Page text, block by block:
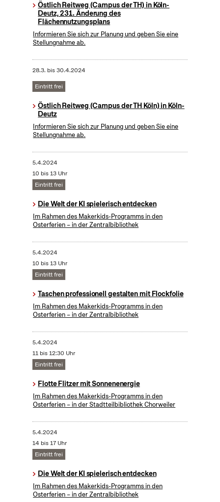
Östlich Reitweg (Campus der TH) in Köln-
Deutz, 231. Änderung des
Flächennutzungsplans
Informieren Sie sich zur Planung und geben Sie eine
Stellungnahme ab.
28.3. bis30.4.2024
Eintritt frei
Östlich Reitweg (Campus der TH Köln) in Köln-
Deutz
Informieren Sie sich zur Planung und geben Sie eine
Stellungnahme ab.
5.4.2024
10 bis 13 Uhr
Eintritt frei
Die Welt der KI spielerisch entdecken
Im Rahmen des Makerkids-Programms in den
Osterferien – in der Zentralbibliothek
5.4.2024
10 bis 13 Uhr
Eintritt frei
Taschen professionell gestalten mit Flockfolie
Im Rahmen des Makerkids-Programms in den
Osterferien – in der Zentralbibliothek
5.4.2024
11 bis 12:30 Uhr
Eintritt frei
Flotte Flitzer mit Sonnenenergie
Im Rahmen des Makerkids-Programms in den
Osterferien – in der Stadtteilbibliothek Chorweiler
5.4.2024
14 bis 17 Uhr
Eintritt frei
Die Welt der KI spielerisch entdecken
Im Rahmen des Makerkids-Programms in den
Osterferien – in der Zentralbibliothek